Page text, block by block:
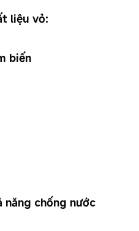
liệu vỏ:
biến
năng chống nước